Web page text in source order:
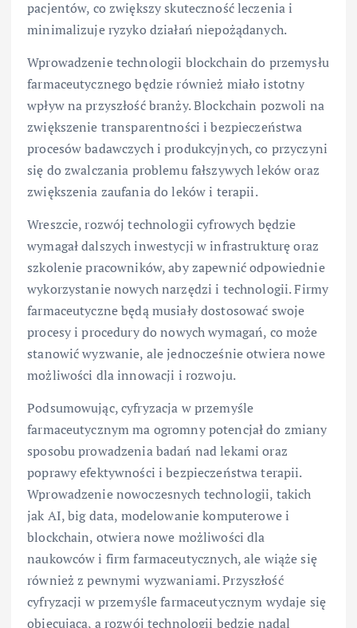
pacjentów, co zwiększy skuteczność leczenia i
minimalizuje ryzyko działań niepożądanych.
Wprowadzenie technologii blockchain do przemysłu
farmaceutycznego będzie również miało istotny
wpływ na przyszłość branży. Blockchain pozwoli na
zwiększenie transparentności i bezpieczeństwa
procesów badawczych i produkcyjnych, co przyczyni
się do zwalczania problemu fałszywych leków oraz
zwiększenia zaufania do leków i terapii.
Wreszcie, rozwój technologii cyfrowych będzie
wymagał dalszych inwestycji w infrastrukturę oraz
szkolenie pracowników, aby zapewnić odpowiednie
wykorzystanie nowych narzędzi i technologii. Firmy
farmaceutyczne będą musiały dostosować swoje
procesy i procedury do nowych wymagań, co może
stanowić wyzwanie, ale jednocześnie otwiera nowe
możliwości dla innowacji i rozwoju.
Podsumowując, cyfryzacja w przemyśle
farmaceutycznym ma ogromny potencjał do zmiany
sposobu prowadzenia badań nad lekami oraz
poprawy efektywności i bezpieczeństwa terapii.
Wprowadzenie nowoczesnych technologii, takich
jak AI, big data, modelowanie komputerowe i
blockchain, otwiera nowe możliwości dla
naukowców i firm farmaceutycznych, ale wiąże się
również z pewnymi wyzwaniami. Przyszłość
cyfryzacji w przemyśle farmaceutycznym wydaje się
obiecująca, a rozwój technologii będzie nadal